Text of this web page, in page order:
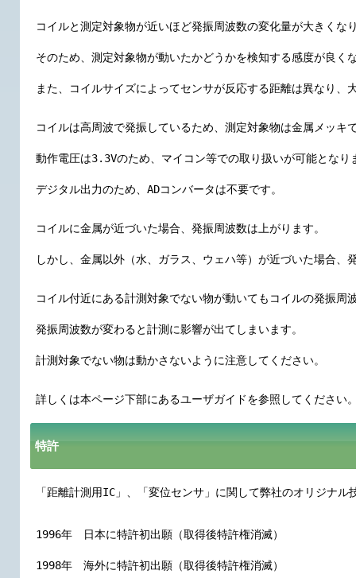
コイルと測定対象物が近いほど発振周波数の変化量が大きくな
そのため、測定対象物が動いたかどうかを検知する感度が良く
また、コイルサイズによってセンサが反応する距離は異なり、
コイルは高周波で発振しているため、測定対象物は金属メッキ
動作電圧は3.3Vのため、マイコン等での取り扱いが可能となり
デジタル出力のため、ADコンバータは不要です。
コイルに金属が近づいた場合、発振周波数は上がります。
しかし、金属以外（水、ガラス、ウェハ等）が近づいた場合、
コイル付近にある計測対象でない物が動いてもコイルの発振周
発振周波数が変わると計測に影響が出てしまいます。
計測対象でない物は動かさないように注意してください。
詳しくは本ページ下部にあるユーザガイドを参照してください
特許
「距離計測用IC」、「変位センサ」に関して弊社のオリジナ
1996年 日本に特許初出願（取得後特許権消滅）
1998年 海外に特許初出願（取得後特許権消滅）